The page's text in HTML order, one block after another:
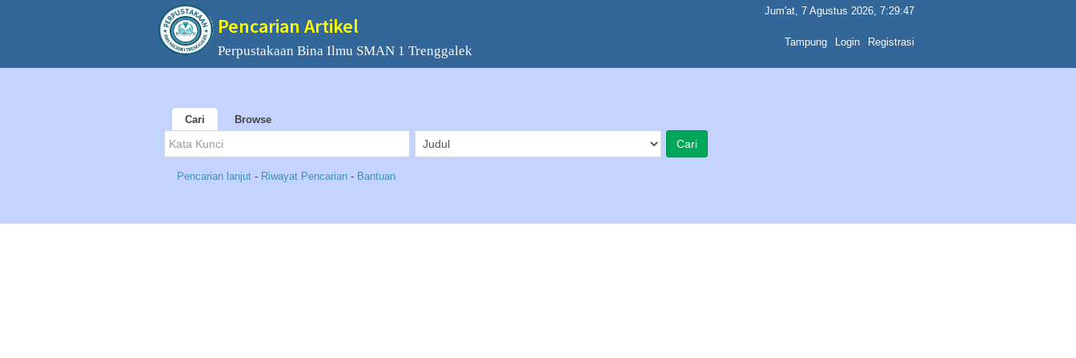
Pencarian Artikel
Perpustakaan Bina Ilmu SMAN 1 Trenggalek
Jum'at, 7 Agustus 2026, 7:29:47
Tampung Login Registrasi
Cari Browse
Pencarian lanjut - Riwayat Pencarian - Bantuan